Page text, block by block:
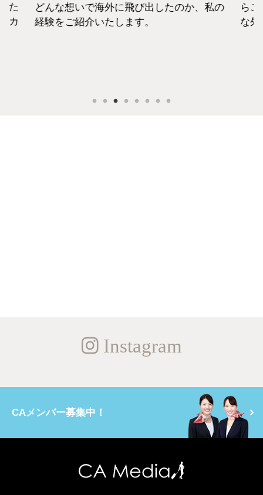
た
カ
どんな想いで海外に飛び出したのか、私の
経験をご紹介いたします。
ら
な外
Instagram
CAメンバー募集中！